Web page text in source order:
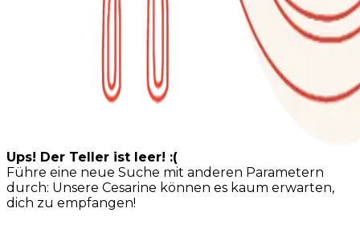
Ups! Der Teller ist leer! :(
Führe eine neue Suche mit anderen Parametern
durch: Unsere Cesarine können es kaum erwarten,
dich zu empfangen!